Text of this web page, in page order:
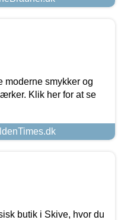
moderne smykker og
Klik her for at se
butik i Skive, hvor du